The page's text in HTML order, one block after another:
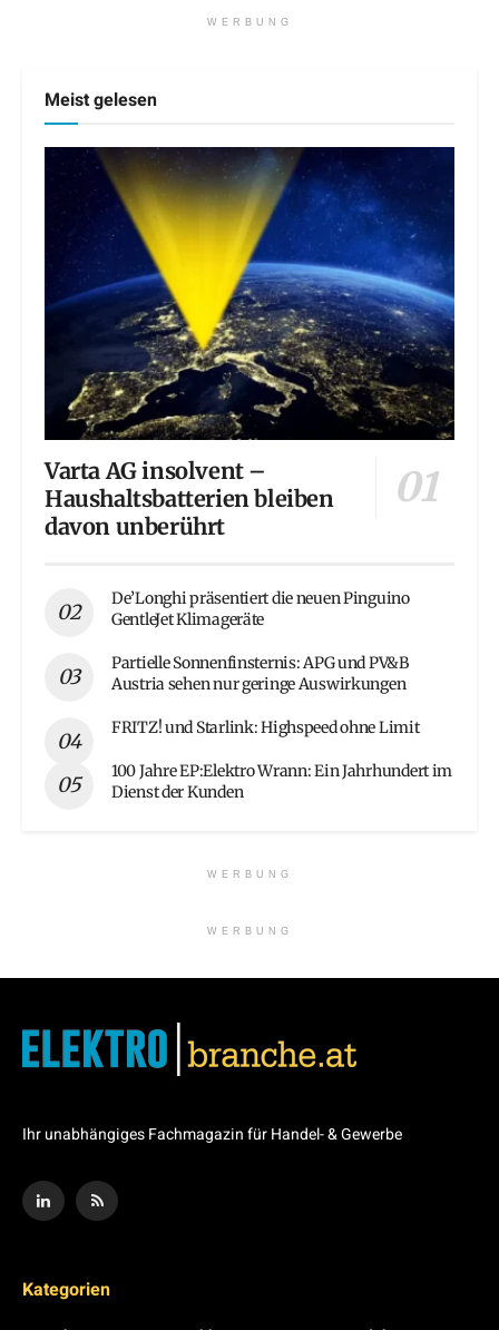
WERBUNG
Meist gelesen
Varta AG insolvent –
Haushaltsbatterien bleiben
davon unberührt
De’Longhi präsentiert die neuen Pinguino
GentleJet Klimageräte
Partielle Sonnenfinsternis: APG und PV&B
Austria sehen nur geringe Auswirkungen
FRITZ! und Starlink: Highspeed ohne Limit
100 Jahre EP:Elektro Wrann: Ein Jahrhundert im
Dienst der Kunden
WERBUNG
WERBUNG
Ihr unabhängiges Fachmagazin für Handel- & Gewerbe
Kategorien